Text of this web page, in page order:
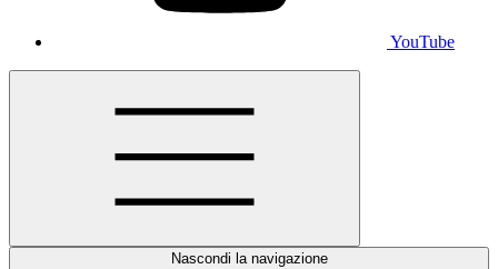
YouTube
Nascondi la navigazione